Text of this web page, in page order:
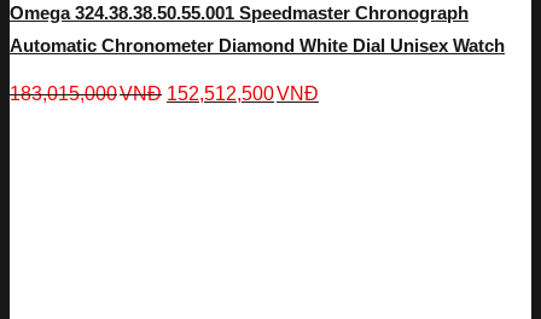
Omega 324.38.38.50.55.001 Speedmaster Chronograph
Automatic Chronometer Diamond White Dial Unisex Watch
183,015,000VNĐ 152,512,500VNĐ